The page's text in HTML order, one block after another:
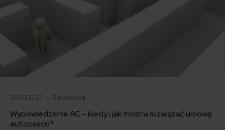
2023.12.27 • Samochód
Wypowiedzenie AC – kiedy i jak można rozwiązać umowę
autocasco?